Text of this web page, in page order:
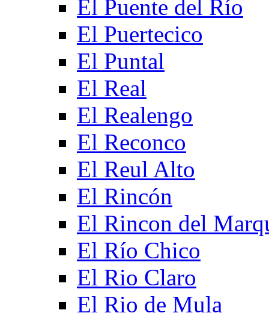
El Puente del Río
El Puertecico
El Puntal
El Real
El Realengo
El Reconco
El Reul Alto
El Rincón
El Rincon del
El Río Chico
El Rio Claro
El Rio de Mula